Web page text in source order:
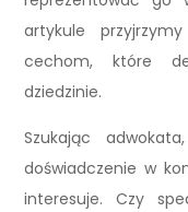
artykule
cechom, które
dziedzinie.
Szukając
doświadczenie w
interesuje. Czy